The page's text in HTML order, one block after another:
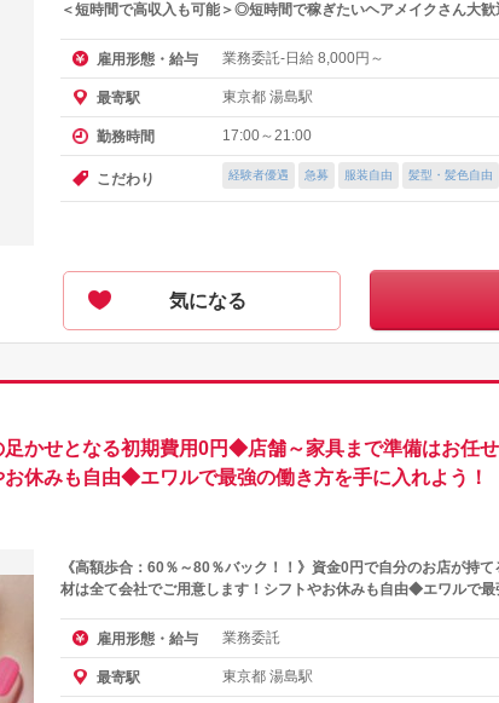
＜短時間で高収入も可能＞◎短時間で稼ぎたいヘアメイクさん大歓
雇用形態・給与 業務委託-日給 8,000円～
最寄駅 東京都 湯島駅
勤務時間 17:00～21:00
こだわり 経験者優遇 急募 服装自由 髪型・髪色自由
気になる
かせとなる初期費用0円◆店舗～家具まで準備はお任
休みも自由◆エワルで最強の働き方を手に入れよう！
《高額歩合：60％～80％バック！！》資金0円で自分のお店が持
材は全て会社でご用意します！シフトやお休みも自由◆エワルで最
雇用形態・給与 業務委託
最寄駅 東京都 湯島駅